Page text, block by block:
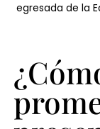
caso
población
estudiantil
egresada de la